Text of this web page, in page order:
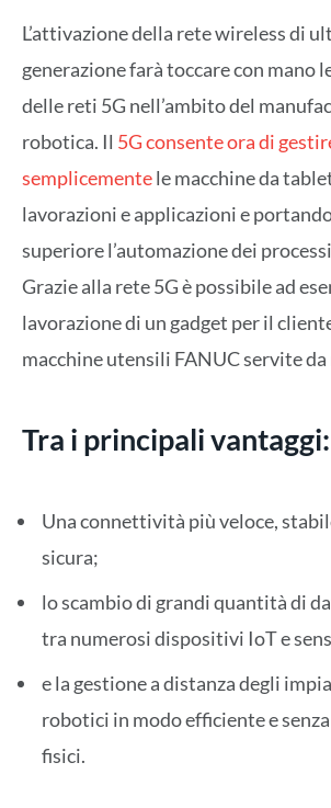
L’attivazione della rete wireless di
generazione farà toccare con mano
delle reti 5G nell’ambito del
robotica. Il 5G consente ora di
semplicementele macchine da
lavorazioni e applicazioni e
superiore l’automazione dei
Grazie alla rete 5G è possibile ad
lavorazione di un gadget per il
macchine utensili FANUC servite
Tra i principali vantaggi:
Una connettività più veloce,
sicura;
lo scambio di grandi quantità di
tra numerosi dispositivi IoT e
e la gestione a distanza degli
robotici in modo efficiente e
fisici.